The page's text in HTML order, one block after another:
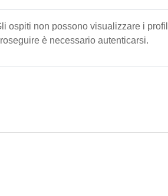
ospiti non possono visualizzare i
è necessario autenticarsi.